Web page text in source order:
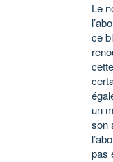
Le
ce
un
son
pas